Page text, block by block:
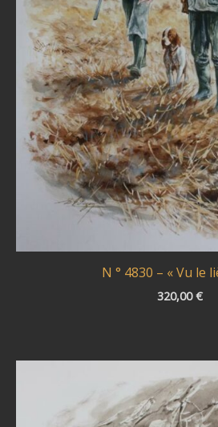
N ° 4830 – « Vu le
320,00€